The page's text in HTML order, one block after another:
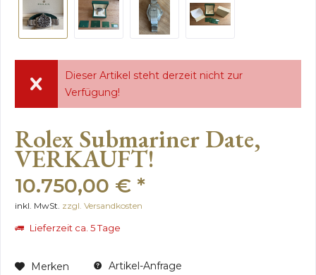
Dieser Artikel steht derzeit nicht zur
Verfügung!
Rolex Submariner Date,
VERKAUFT!
10.750,00 € *
inkl. MwSt. zzgl. Versandkosten
Lieferzeit ca. 5 Tage
Merken Artikel-Anfrage